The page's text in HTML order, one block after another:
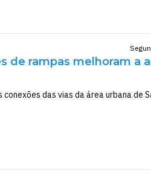
de rampas melhoram a
conexões das vias da área urbana de